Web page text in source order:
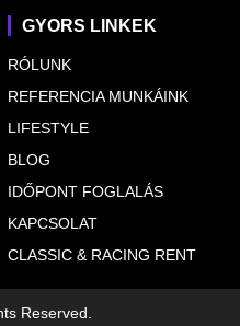
GYORS LINKEK
RÓLUNK
REFERENCIA MUNKÁINK
LIFESTYLE
BLOG
IDŐPONT FOGLALÁS
KAPCSOLAT
CLASSIC & RACING RENT
Reserved.